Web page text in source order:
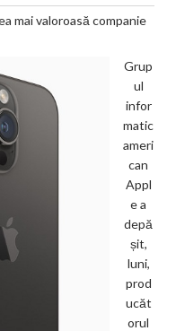
mai valoroasă companie
Grup
ul
infor
matic
ameri
can
Appl
e a
depă
șit,
luni,
prod
ucăt
orul